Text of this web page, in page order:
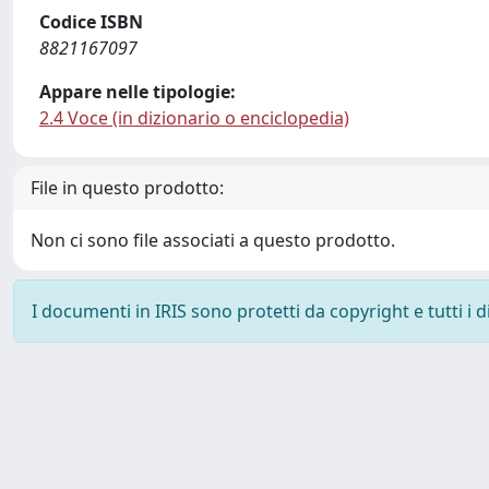
Codice ISBN
8821167097
Appare nelle tipologie:
2.4 Voce (in dizionario o enciclopedia)
File in questo prodotto:
Non ci sono file associati a questo prodotto.
I documenti in IRIS sono protetti da copyright e tutti i